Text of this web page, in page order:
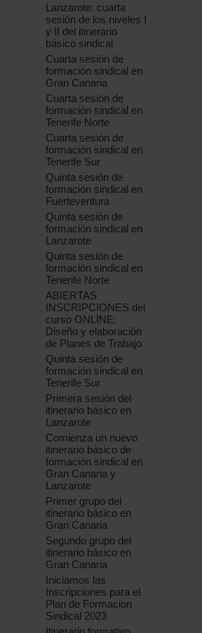
Lanzarote: cuarta
sesión de los niveles I
y II del itinerario
básico sindical
Cuarta sesión de
formación sindical en
Gran Canaria
Cuarta sesión de
formación sindical en
Tenerife Norte
Cuarta sesión de
formación sindical en
Tenerife Sur
Quinta sesión de
formación sindical en
Fuerteventura
Quinta sesión de
formación sindical en
Lanzarote
Quinta sesión de
formación sindical en
Tenerife Norte
ABIERTAS
INSCRIPCIONES del
curso ONLINE:
Diseño y elaboración
de Planes de Trabajo
Quinta sesión de
formación sindical en
Tenerife Sur
Primera sesión del
itinerario básico en
Lanzarote
Comienza un nuevo
itinerario básico de
formación sindical en
Gran Canaria y
Lanzarote
Primer grupo del
itinerario básico en
Gran Canaria
Segundo grupo del
itinerario básico en
Gran Canaria
Iniciamos las
Inscripciones para el
Plan de Formacion
Sindical 2023